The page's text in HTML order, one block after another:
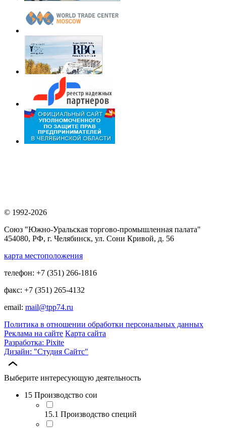
© 1992-2026
Союз "Южно-Уральская торгово-промышленная палата"
454080, РФ, г. Челябинск, ул. Сони Кривой, д. 56
карта местоположения
телефон: +7 (351) 266-1816
факс: +7 (351) 265-4132
email: mail@tpp74.ru
Политика в отношении обработки персональных данных
Реклама на сайте Карта сайта
Разработка: Pixite
Дизайн: "Студия Сайтс"
Выберите интересующую деятельность
15 Производство сои
15.1 Производство специй